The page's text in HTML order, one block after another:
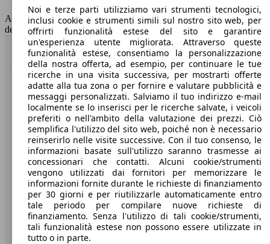
Capacità del serbatoio
78 l
AutoScout24 non si assume alcuna responsabilità per la correttezza
dei dati.
Torna su
Benvenuti su AutoScout24, il mercato auto europeo.
Società
A proposito di AutoScout24
Stampa
Media
Condizioni generali
Informazioni
Noi e terze parti utilizziamo vari strumenti tecnologici,
inclusi cookie e strumenti simili sul nostro sito web, per
offrirti funzionalità estese del sito e garantire
un'esperienza utente migliorata. Attraverso queste
funzionalità estese, consentiamo la personalizzazione
della nostra offerta, ad esempio, per continuare le tue
ricerche in una visita successiva, per mostrarti offerte
adatte alla tua zona o per fornire e valutare pubblicità e
messaggi personalizzati. Salviamo il tuo indirizzo e-mail
localmente se lo inserisci per le ricerche salvate, i veicoli
preferiti o nell'ambito della valutazione dei prezzi. Ciò
semplifica l'utilizzo del sito web, poiché non è necessario
reinserirlo nelle visite successive. Con il tuo consenso, le
informazioni basate sull'utilizzo saranno trasmesse ai
concessionari che contatti. Alcuni cookie/strumenti
vengono utilizzati dai fornitori per memorizzare le
informazioni fornite durante le richieste di finanziamento
per 30 giorni e per riutilizzarle automaticamente entro
tale periodo per compilare nuove richieste di
finanziamento. Senza l'utilizzo di tali cookie/strumenti,
tali funzionalità estese non possono essere utilizzate in
tutto o in parte.